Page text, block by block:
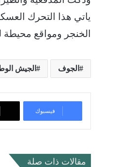
ياتي هذا التحرك
الخنجر ومواقع
الجوف الجيش
فيسبوك
مقالات ذات صلة